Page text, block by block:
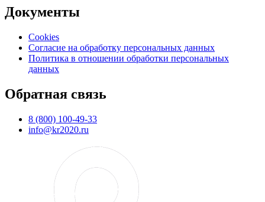
Документы
Cookies
Согласие на обработку персональных данных
Политика в отношении обработки персональных
данных
Обратная связь
8 (800) 100-49-33
info@kr2020.ru